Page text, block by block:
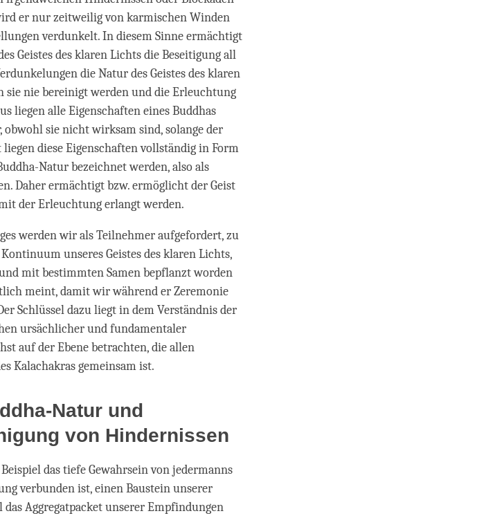
er nur zeitweilig von karmischen Winden
verdunkelt. In diesem Sinne ermächtigt
Geistes des klaren Lichts die Beseitigung all
die Natur des Geistes des klaren
sie nie bereinigt werden und die Erleuchtung
liegen alle Eigenschaften eines Buddhas
sie nicht wirksam sind, solange der
diese Eigenschaften vollständig in Form
Natur bezeichnet werden, also als
Daher ermächtigt bzw. ermöglicht der Geist
der Erleuchtung erlangt werden.
werden wir als Teilnehmer aufgefordert, zu
unseres Geistes des klaren Lichts,
mit bestimmten Samen bepflanzt worden
meint, damit wir während er Zeremonie
Schlüssel dazu liegt in dem Verständnis der
ursächlicher und fundamentaler
auf der Ebene betrachten, die allen
Kalachakras gemeinsam ist.
Natur und
von Hindernissen
das tiefe Gewahrsein von jedermanns
verbunden ist, einen Baustein unserer
Aggregatpacket unserer Empfindungen